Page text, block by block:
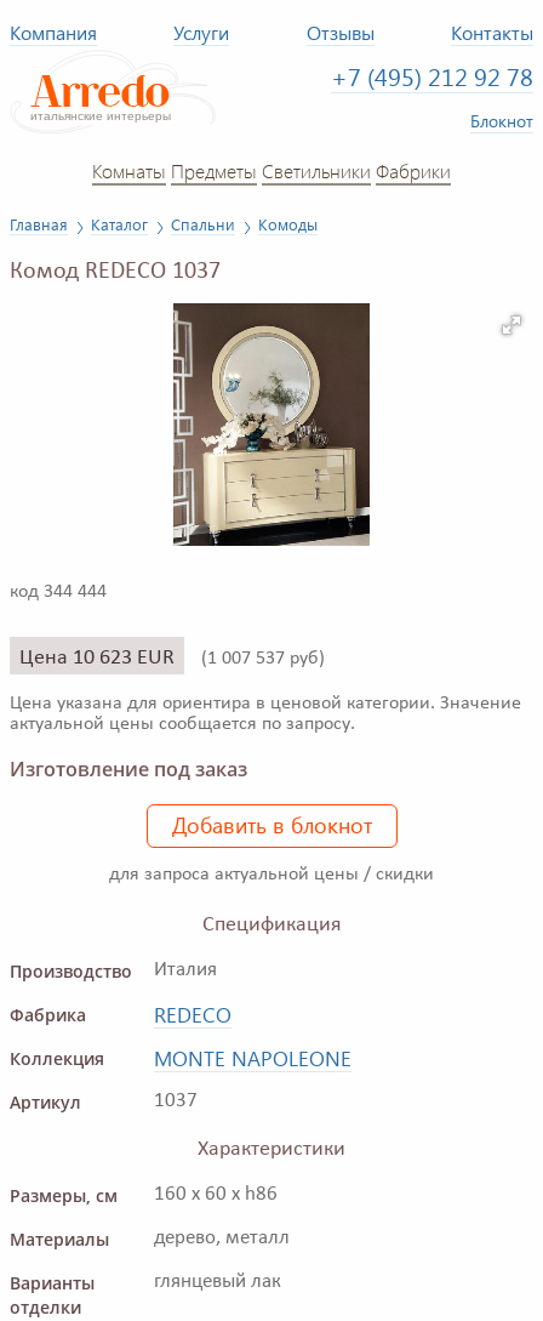
Компания Услуги Отзывы Контакты
+7 (495) 212 92 78
Блокнот
Комнаты Предметы Светильники Фабрики
Главная Каталог Спальни Комоды
Комод REDECO 1037
код 344 444
Цена 10 623 EUR (1 007 537 руб)
Цена указана для ориентира в ценовой категории. Значение
актуальной цены сообщается по запросу.
Изготовление под заказ
Добавить в блокнот
для запроса актуальной цены / скидки
Спецификация
Производство
Италия
Фабрика REDECO
Коллекция MONTE NAPOLEONE
Артикул 1037
Характеристики
Размеры, см
160 x 60 x h86
Материалы дерево, металл
Варианты
отделки
глянцевый лак